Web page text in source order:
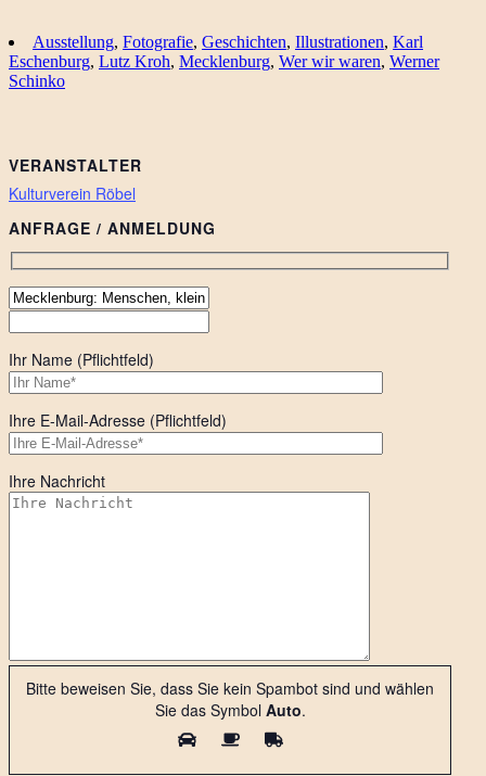
Ausstellung, Fotografie, Geschichten, Illustrationen, Karl
Eschenburg, Lutz Kroh, Mecklenburg, Wer wir waren, Werner
Schinko
VERANSTALTER
Kulturverein Röbel
ANFRAGE / ANMELDUNG
Ihr Name (Pflichtfeld)
Ihre E-Mail-Adresse (Pflichtfeld)
Ihre Nachricht
Bitte beweisen Sie, dass Sie kein Spambot sind und wählen
Sie das SymbolAuto.